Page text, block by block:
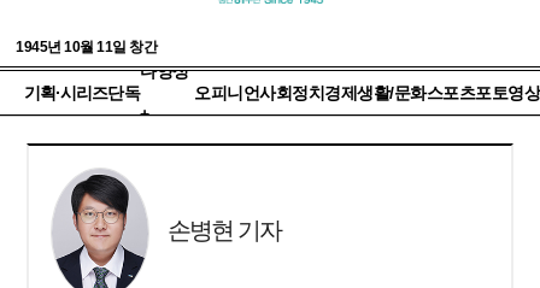
1945년 10월 11일 창간
기획·시리즈단독
다양성
+
오피니언사회정치 경제생활/문화스포츠포토영상
손병현 기자